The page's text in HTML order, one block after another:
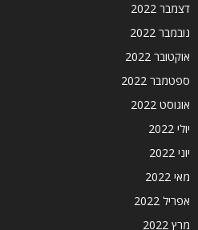
דצמבר 2022
נובמבר 2022
אוקטובר 2022
ספטמבר 2022
אוגוסט 2022
יולי 2022
יוני 2022
מאי 2022
אפריל 2022
מרץ 2022